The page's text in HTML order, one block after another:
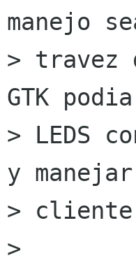
manejo
> travez
GTK
> LEDS
y
>
>